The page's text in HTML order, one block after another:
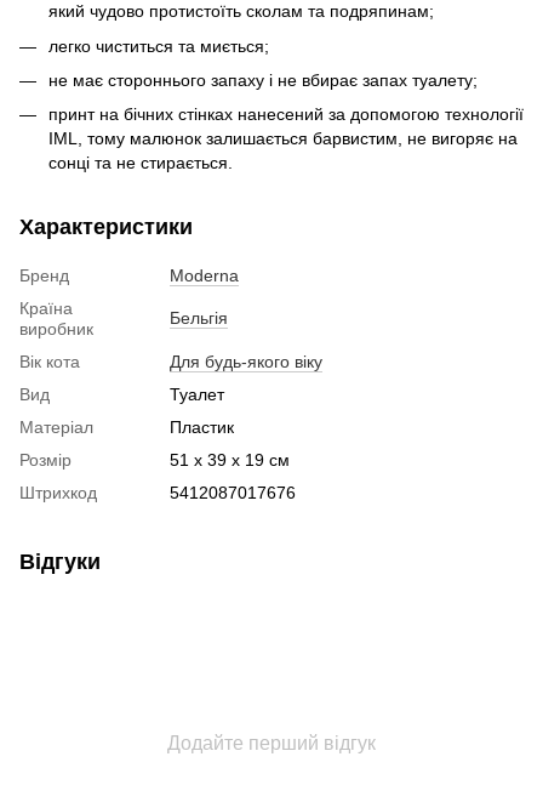
який чудово протистоїть сколам та подряпинам;
легко чиститься та миється;
не має стороннього запаху і не вбирає запах туалету;
принт на бічних стінках нанесений за допомогою технології
IML, тому малюнок залишається барвистим, не вигоряє на
сонці та не стирається.
Характеристики
Бренд
Moderna
Країна
виробник
Бельгія
Вік кота
Для будь-якого віку
Вид
Туалет
Матеріал
Пластик
Розмір
51 х 39 х 19 см
Штрихкод
5412087017676
Відгуки
Додайте перший відгук